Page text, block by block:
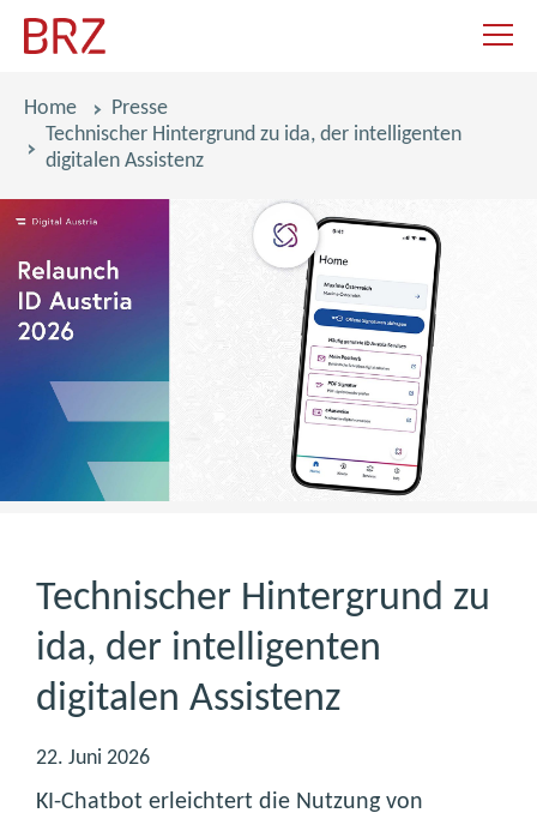
Pfadnavigation
Home
Presse
Technischer Hintergrund zu ida, der intelligenten
digitalen Assistenz
Technischer Hintergrund zu
ida, der intelligenten
digitalen Assistenz
22. Juni 2026
KI-Chatbot erleichtert die Nutzung von